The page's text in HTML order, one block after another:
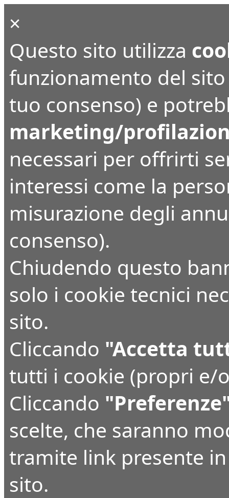
×
Questo sito utilizza
funzionamento del
tuo consenso) e
marketing/
necessari per offrirti
interessi come la
misurazione degli
consenso).
Chiudendo questo
solo i cookie tecnici
sito.
Cliccando "Accetta
tutti i cookie (propri e/
Cliccando
scelte, che saranno
tramite link presente
sito.